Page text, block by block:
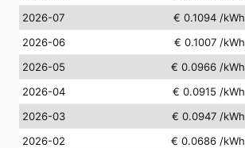
2026-07
€ 0.1094 /kWh
2026-06
€ 0.1007 /kWh
2026-05
€ 0.0966 /kWh
2026-04
€ 0.0915 /kWh
2026-03
€ 0.0947 /kWh
2026-02
€ 0.0686 /kWh